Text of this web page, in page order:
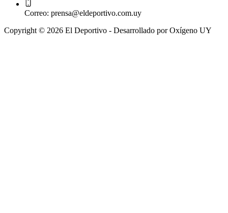
Correo: prensa@eldeportivo.com.uy
Copyright © 2026 El Deportivo - Desarrollado por Oxígeno UY